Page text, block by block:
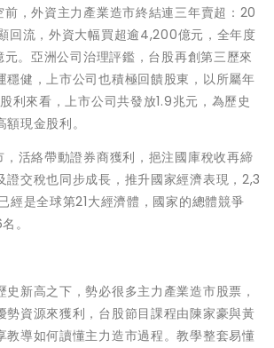
，外資主力產業造市終結連三年賣超：20
回流，外資大幅買超逾4,200億元，全年度
。亞洲公司治理評鑑，台股再創第三歷來
穩健，上市公司也積極回饋股東，以所屬年
利來看，上市公司共發放1.9兆元，為歷史
現金股利。
活絡帶動證券商獲利，挹注國庫稅收再締
證交稅也同步成長，推升國家經濟表現，2,3
經是全球第21大經濟體，國家的總體競爭
。
史新高之下，勢必很多主力產業造市股票，
勢資源來獲利，台股節目課程由陳家豪與黃
教導如何讀懂主力造市過程。教學整套易懂